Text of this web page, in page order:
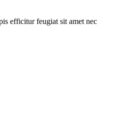
efficitur feugiat sit amet nec